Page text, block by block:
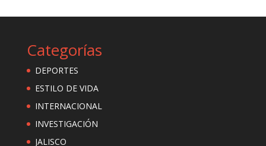
Categorías
DEPORTES
ESTILO DE VIDA
INTERNACIONAL
INVESTIGACIÓN
JALISCO